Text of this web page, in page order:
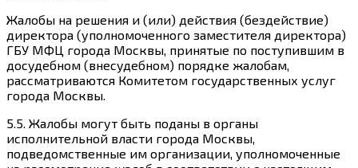
Жалобы на решения и (или) действия (бездействие)
директора (уполномоченного заместителя директора)
ГБУ МФЦ города Москвы, принятые по поступившим в
досудебном (внесудебном) порядке жалобам,
рассматриваются Комитетом государственных услуг
города Москвы.
5.5. Жалобы могут быть поданы в органы
исполнительной власти города Москвы,
подведомственные им организации, уполномоченные